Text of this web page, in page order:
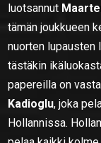
luotsannut
tämän joukkueen
nuorten lupausten
tästäkin
papereilla on
Kadioglu, joka
Hollannissa.